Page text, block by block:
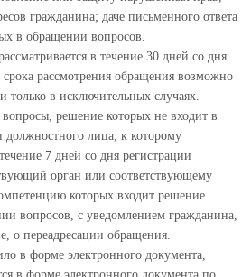
гражданина; даче письменного ответа
в обращении вопросов.
в течение 30 дней со дня
рассмотрения обращения возможно
только в исключительных случаях.
решение которых не входит в
лица, к которому
7 дней со дня регистрации
орган или соответствующему
которых входит решение
вопросов, с уведомлением гражданина,
о переадресации обращения.
в форме электронного документа,